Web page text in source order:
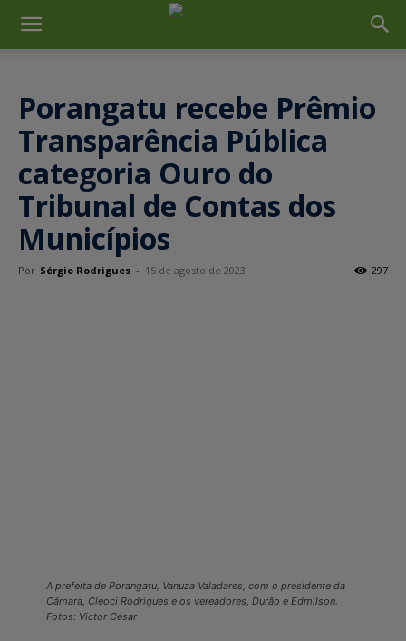
Porangatu recebe Prêmio
Transparência Pública
categoria Ouro do
Tribunal de Contas dos
Municípios
Por Sérgio Rodrigues - 15 de agosto de 2023 297
A prefeita de Porangatu, Vanuza Valadares, com o presidente da
Câmara, Cleoci Rodrigues e os vereadores, Durão e Edmilson.
Fotos: Victor César